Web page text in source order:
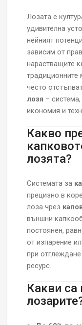
Лозата е
удивителна
нейният
зависим от
нарастващите
традиционните
често
лозя –
икономия и
Какво
лозята?
Системата за
прецизно в
лоза чрез
външни
постоянен,
от изпарение
при
ресурс.
Какви са